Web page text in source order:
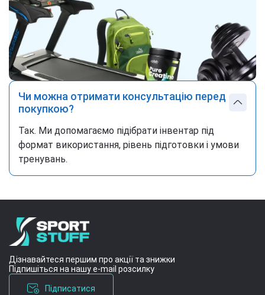
Чи можна отримати консультацію перед
покупкою?
Так. Ми допомагаємо підібрати інвентар під
формат використання, рівень підготовки і умови
тренувань.
Дізнавайтеся першим про акції та знижки
Підпишіться на нашу e-mail розсилку
Підписатися